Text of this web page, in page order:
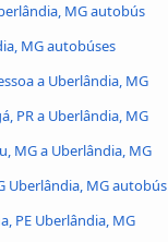
MG autobús
MG autobúses
a Uberlândia, MG
PR a Uberlândia, MG
MG a Uberlândia, MG
Uberlândia, MG autobús
PE Uberlândia, MG